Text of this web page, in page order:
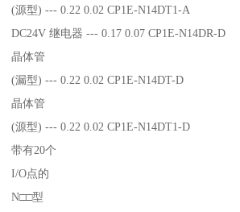
(源型) --- 0.22 0.02 CP1E-N14DT1-A
DC24V 继电器 --- 0.17 0.07 CP1E-N14DR-D
晶体管
(漏型) --- 0.22 0.02 CP1E-N14DT-D
晶体管
(源型) --- 0.22 0.02 CP1E-N14DT1-D
带有20个
I/O点的
N□□型